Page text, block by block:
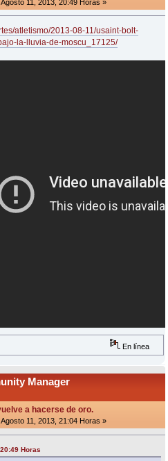
Agosto 11, 2013, 20:49 Horas »
atletismo/2013-08-11/usaint-bolt-
la-lluvia-de-moscu_17125/
En línea
Manager
a hacerse de oro.
Agosto 11, 2013, 21:04 Horas »
Horas